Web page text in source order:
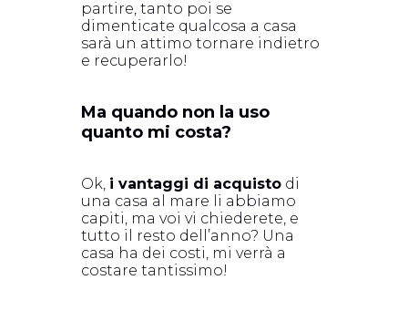
partire, tanto poi se
dimenticate qualcosa a casa
sarà un attimo tornare indietro
e recuperarlo!
Ma quando non la uso
quanto mi costa?
Ok, i vantaggi di acquisto di
una casa al mare li abbiamo
capiti, ma voi vi chiederete, e
tutto il resto dell’anno? Una
casa ha dei costi, mi verrà a
costare tantissimo!